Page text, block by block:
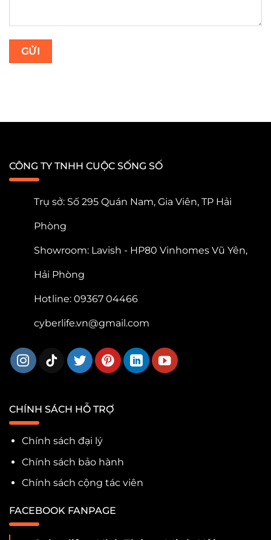
CÔNG TY TNHH CUỘC SỐNG SỐ
Trụ sở: Số 295 Quán Nam, Gia Viên, TP Hải
Phòng
Showroom: Lavish - HP80 Vinhomes Vũ Yên,
Hải Phòng
Hotline: 09367 04466
cyberlife.vn@gmail.com
CHÍNH SÁCH HỖ TRỢ
Chính sách đại lý
Chính sách bảo hành
Chính sách cộng tác viên
FACEBOOK FANPAGE